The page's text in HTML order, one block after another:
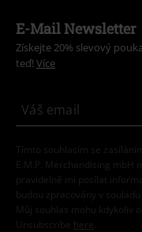
E-Mail Newsletter
Získejte 20% slevový
teď! Více
Tímto souhlasím se
E.M.P. Merchandising mbH
pravidelně mi posílat
budou zpracovány v
Můj souhlas mohu kdykoliv
Unsubscribe here